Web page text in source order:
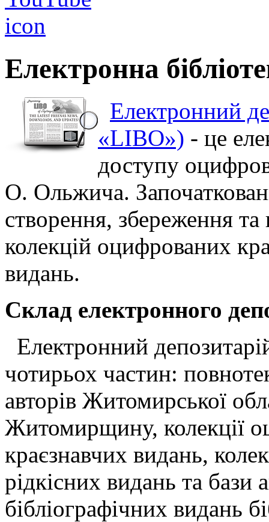
Електронна
Електронний
«LIBO») - це
доступу
О. Ольжича.
створення, збереження
колекцій оцифрованих
видань.
Склад електронного
Електронний
чотирьох частин:
авторів Житомирської
Житомирщину, колекції
краєзнавчих видань,
рідкісних видань та бази
бібліографічних видань